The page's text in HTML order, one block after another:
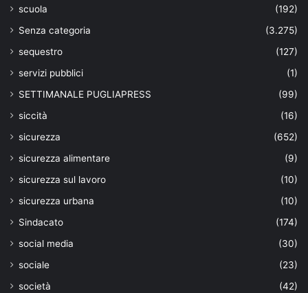
scuola
(192)
Senza categoria
(3.275)
sequestro
(127)
servizi pubblici
(1)
SETTIMANALE PUGLIAPRESS
(99)
siccità
(16)
sicurezza
(652)
sicurezza alimentare
(9)
sicurezza sul lavoro
(10)
sicurezza urbana
(10)
Sindacato
(174)
social media
(30)
sociale
(23)
società
(42)